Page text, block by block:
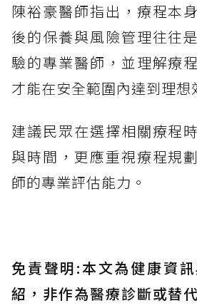
陳裕豪醫師指出，療程本
後的保養與風險管理往往
驗的專業醫師，並理解療
才能在安全範圍內達到理想
建議民眾在選擇相關療程
與時間，更應重視療程規
師的專業評估能力。
免責聲明:本文為健康資
紹，非作為醫療診斷或替